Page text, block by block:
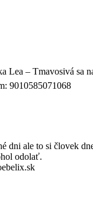
– Tmavosivá sa
9010585071068
dni ale to si človek
odolať.